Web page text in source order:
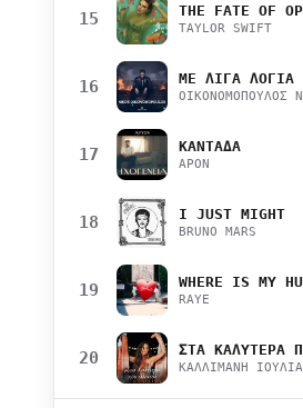
15 THE FATE OF
TAYLOR SWIFT
16 ΜΕ ΛΙΓΑ ΛΟΓΙΑ
ΟΙΚΟΝΟΜΟΠΟΥΛΟΣ
17 ΚΑΝΤΑΔΑ
APON
18 I JUST MIGHT
BRUNO MARS
19 WHERE IS MY
RAYE
20 ΚΑΛΛΙΜΑΝΗ ΙΟΥΛΙΑ